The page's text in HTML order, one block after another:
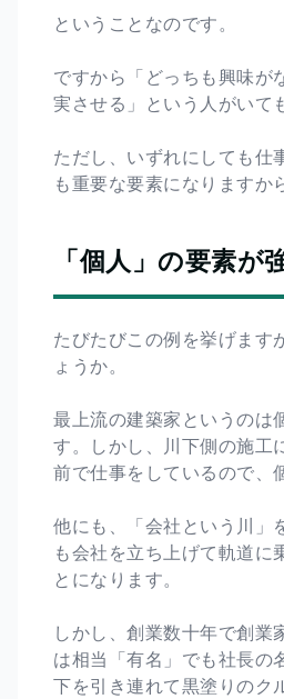
ということなのです。
ですから「どっちも興味が
実させる」という人がいて
ただし、いずれにしても仕
も重要な要素になりますか
「個人」の要素
たびたびこの例を挙げます
ょうか。
最上流の建築家というのは
す。しかし、川下側の施工
前で仕事をしているので、
他にも、「会社という川」
も会社を立ち上げて軌道
とになります。
しかし、創業数十年で創
は相当「有名」でも社長の
下を引き連れて黒塗りのク